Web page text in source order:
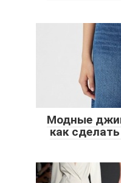
Модные
как